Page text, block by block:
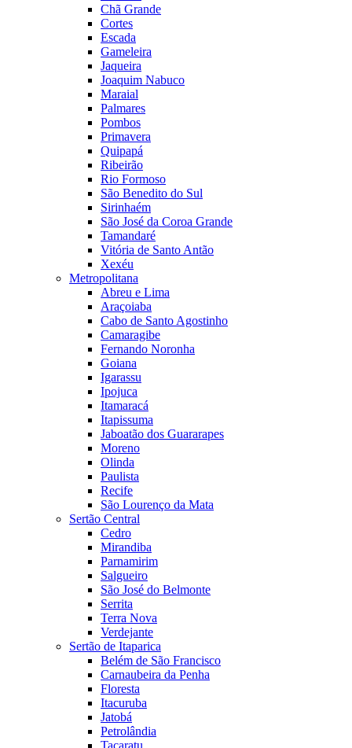
Chã Grande
Cortes
Escada
Gameleira
Jaqueira
Joaquim Nabuco
Maraial
Palmares
Pombos
Primavera
Quipapá
Ribeirão
Rio Formoso
São Benedito do Sul
Sirinhaém
São José da Coroa Grande
Tamandaré
Vitória de Santo Antão
Xexéu
Metropolitana
Abreu e Lima
Araçoiaba
Cabo de Santo Agostinho
Camaragibe
Fernando Noronha
Goiana
Igarassu
Ipojuca
Itamaracá
Itapissuma
Jaboatão dos Guararapes
Moreno
Olinda
Paulista
Recife
São Lourenço da Mata
Sertão Central
Cedro
Mirandiba
Parnamirim
Salgueiro
São José do Belmonte
Serrita
Terra Nova
Verdejante
Sertão de Itaparica
Belém de São Francisco
Carnaubeira da Penha
Floresta
Itacuruba
Jatobá
Petrolândia